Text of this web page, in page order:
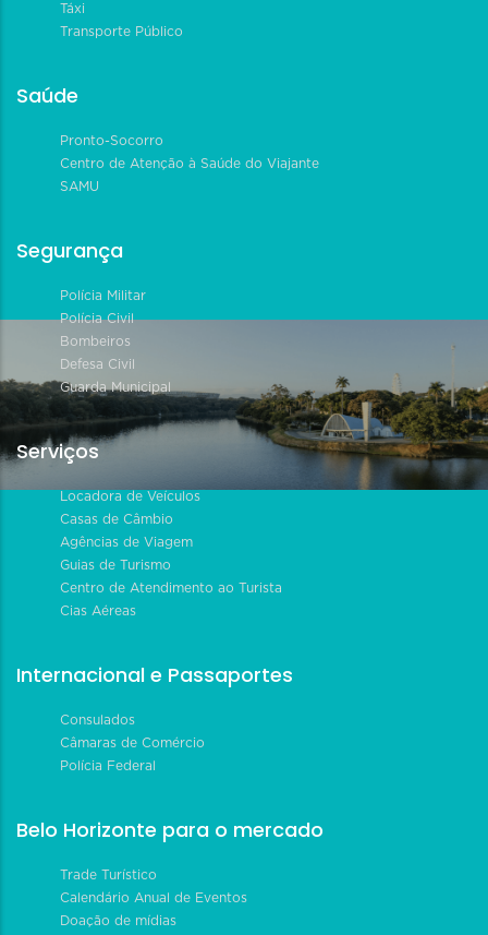
Táxi
Transporte Público
Saúde
Pronto-Socorro
Centro de Atenção à Saúde do Viajante
SAMU
Segurança
Polícia Militar
Polícia Civil
Bombeiros
Defesa Civil
Guarda Municipal
Serviços
Locadora de Veículos
Casas de Câmbio
Agências de Viagem
Guias de Turismo
Centro de Atendimento ao Turista
Cias Aéreas
Internacional e Passaportes
Consulados
Câmaras de Comércio
Polícia Federal
Belo Horizonte para o mercado
Trade Turístico
Calendário Anual de Eventos
Doação de mídias